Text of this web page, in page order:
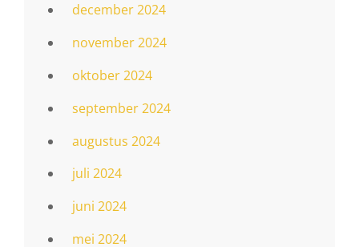
december 2024
november 2024
oktober 2024
september 2024
augustus 2024
juli 2024
juni 2024
mei 2024